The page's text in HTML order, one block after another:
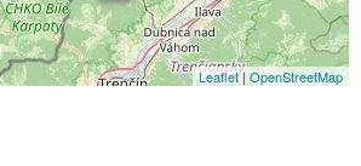
Leaflet| OpenStreetMap